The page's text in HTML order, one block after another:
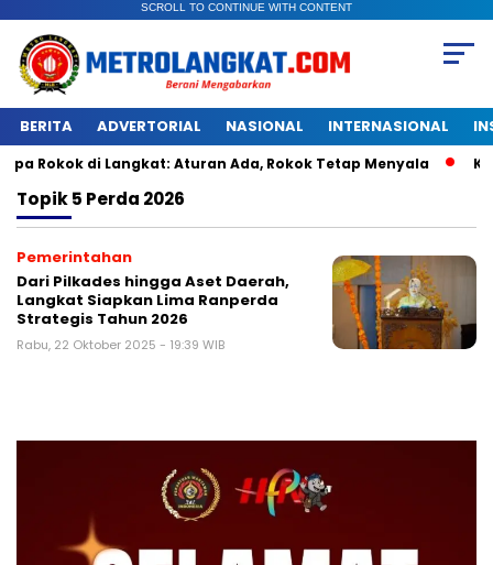
SCROLL TO CONTINUE WITH CONTENT
BERITA ADVERTORIAL NASIONAL INTERNASIONAL
di Langkat: Aturan Ada, Rokok Tetap Menyala
Topik5 Perda 2026
Pemerintahan
Dari Pilkades hingga Aset Daerah,
Langkat Siapkan Lima Ranperda
Strategis Tahun 2026
Rabu, 22 Oktober 2025 - 19:39 WIB